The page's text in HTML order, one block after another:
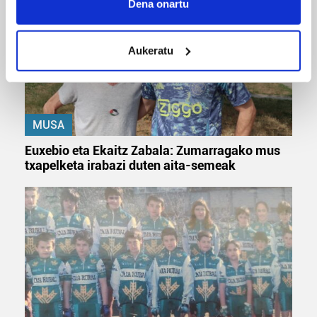
meters
Identify your device by actively scanning it for
specific characteristics (fingerprinting)
Find out more about how your personal data is processed
and set your preferences in thedetails section.
prozesatzen ditugu, zure IP zenbakia, besteak beste,
teknologia erabiliz, cookieak adibidez, iragarki eta eduki
pertsonalizatuak eskaintzeko, iragarkiak eta edukia
neurtzeko, jendeari buruzko informazioa biltzeko eta
produktuak garatzeko. Zure datuak nork eta zertarako
erabiltzen dituen hauta dezakezu.
Bazkide batzuek ez dizute baimenik eskatzen, eta beren
interes komertzial legitimoetan babesten dira. Ikusi gure
bazkideen zerrenda, beren ustez zein helburutarako
Dena onartu
Aukeratu
MUSA
Euxebio eta Ekaitz Zabala: Zumarragako mus
txapelketa irabazi duten aita-semeak